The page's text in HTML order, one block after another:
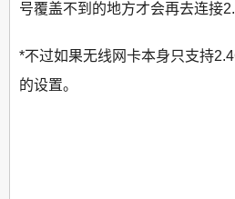
号覆盖不到的地方才会再去连接
*不过如果无线网卡本身只支持
的设置。